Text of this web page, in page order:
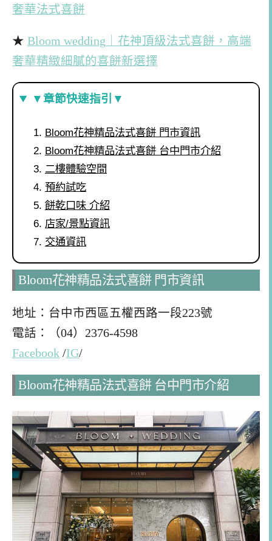
奢華法式喜餅
★ Bloom wedding｜花神頂級法式喜餅，高端
奢華精緻細膩的喜餅新選擇
▼章節快速指引▼
Bloom花神精品法式喜餅 門市資訊
Bloom花神精品法式喜餅 台中門市介紹
二樓體驗空間
預約試吃
餅乾口味 介紹
店家/景點資訊
交通資訊
Bloom花神精品法式喜餅 門市資訊
地址：台中市西區五權西路一段223號
電話：（04）2376-4598
Facebook /IG/
Bloom花神精品法式喜餅 台中門市介紹